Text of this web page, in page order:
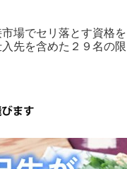
場でセリ落とす資格を
先を含めた２９名の限